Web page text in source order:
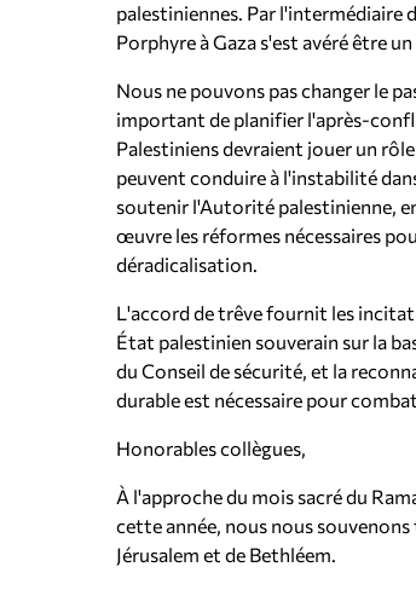
palestiniennes. Par l'intermédiaire
Porphyre à Gaza s'est avéré être
Nous ne pouvons pas changer le
important de planifier l'après-
Palestiniens devraient jouer un
peuvent conduire à l'instabilité
soutenir l'Autorité palestinienne,
œuvre les réformes nécessaires
déradicalisation.
L'accord de trêve fournit les
État palestinien souverain sur la
du Conseil de sécurité, et la
durable est nécessaire pour
Honorables collègues,
À l'approche du mois sacré du
cette année, nous nous
Jérusalem et de Bethléem.